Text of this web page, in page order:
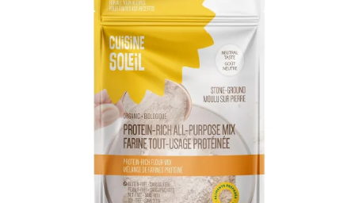
PANIER
EN
AJOUTER AU PANIER / DÉTAILS